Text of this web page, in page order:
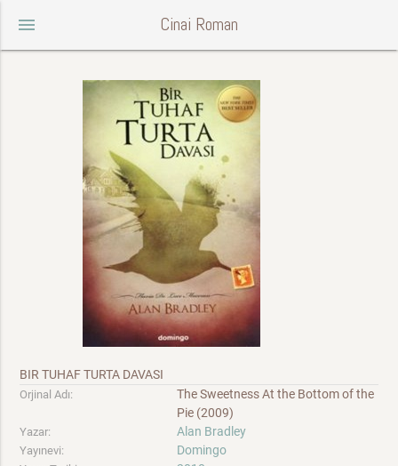
menu Cinai Roman
BIR TUHAF TURTA DAVASI
Orjinal Adı:
The Sweetness At the Bottom of the
Pie (2009)
Yazar: Alan Bradley
Yayınevi: Domingo